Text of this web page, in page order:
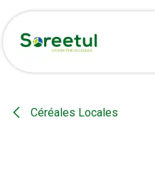
Se rendre au contenu
Céréales Locales